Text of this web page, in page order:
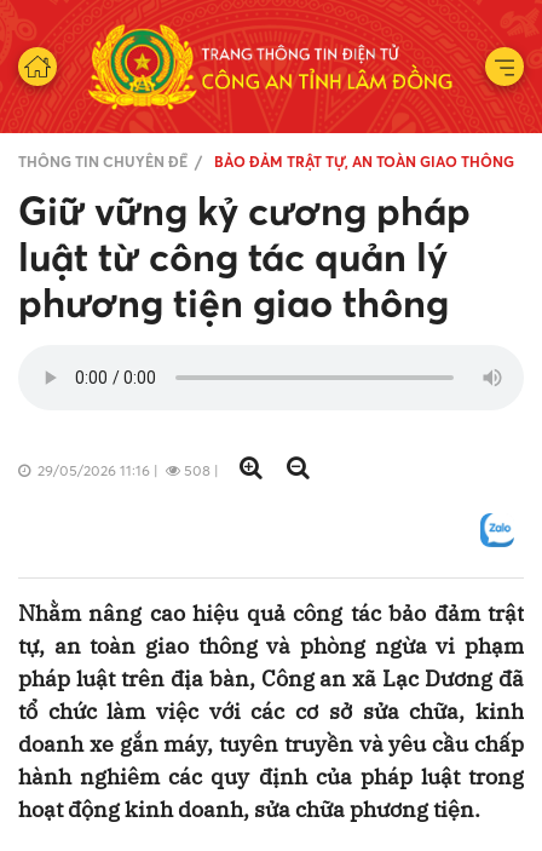
THÔNG TIN CHUYÊN ĐỀ BẢO ĐẢM TRẬT TỰ, AN TOÀN GIAO THÔNG
Giữ vững kỷ cương pháp
luật từ công tác quản lý
phương tiện giao thông
29/05/2026 11:16 | 508 |
Nhằm nâng cao hiệu quả công tác bảo đảm trật
tự, an toàn giao thông và phòng ngừa vi phạm
pháp luật trên địa bàn, Công an xã Lạc Dương đã
tổ chức làm việc với các cơ sở sửa chữa, kinh
doanh xe gắn máy, tuyên truyền và yêu cầu chấp
hành nghiêm các quy định của pháp luật trong
hoạt động kinh doanh, sửa chữa phương tiện.